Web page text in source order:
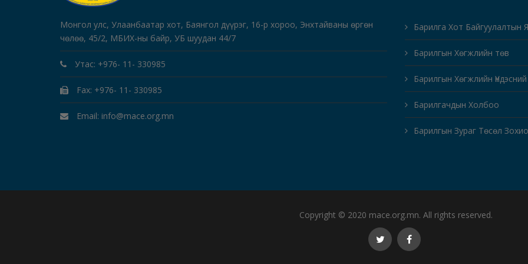
Монгол улс, Улаанбаатар хот, Баянгол дүүрэг, 16-р хороо, Энхтайваны өргөн
чөлөө, 45/2, МБИХ-ны байр, УБ шуудан 44/7
Утас: +976- 11- 330985
Fax: +976- 11- 330985
Email: info@mace.org.mn
Барилга Хот Байгуулалтын
Барилгын Хөгжлийн төв
Барилгын Хөгжлийн
Барилгачдын Холбоо
Барилгын Зураг Төсөл
Copyright © 2020 mace.org.mn. All rights reserved.